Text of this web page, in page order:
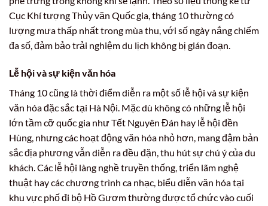
Cục Khí tượng Thủy văn Quốc gia, tháng 10 thường có
lượng mưa thấp nhất trong mùa thu, với số ngày nắng chiếm
đa số, đảm bảo trải nghiệm du lịch không bị gián đoạn.
Lễ hội và sự kiện văn hóa
Tháng 10 cũng là thời điểm diễn ra một số lễ hội và sự kiện
văn hóa đặc sắc tại Hà Nội. Mặc dù không có những lễ hội
lớn tầm cỡ quốc gia như Tết Nguyên Đán hay lễ hội đền
Hùng, nhưng các hoạt động văn hóa nhỏ hơn, mang đậm bản
sắc địa phương vẫn diễn ra đều đặn, thu hút sự chú ý của du
khách. Các lễ hội làng nghề truyền thống, triển lãm nghệ
thuật hay các chương trình ca nhạc, biểu diễn văn hóa tại
khu vực phố đi bộ Hồ Gươm thường được tổ chức vào cuối